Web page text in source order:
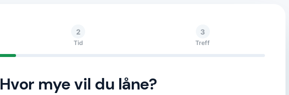
2
Tid
3
Treff
Hvor mye vil du låne?